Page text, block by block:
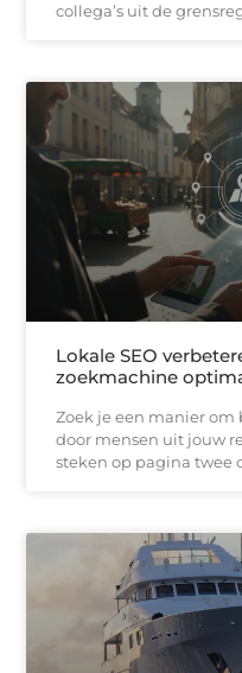
collega’s uit de
Lokale SEO
zoekmachine
Zoek je een manier
door mensen uit jouw
steken op pagina twee